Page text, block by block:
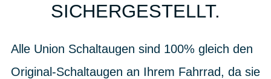
SICHERGESTELLT.
Alle Union Schaltaugen sind 100% gleich den
Original-Schaltaugen an Ihrem Fahrrad, da sie